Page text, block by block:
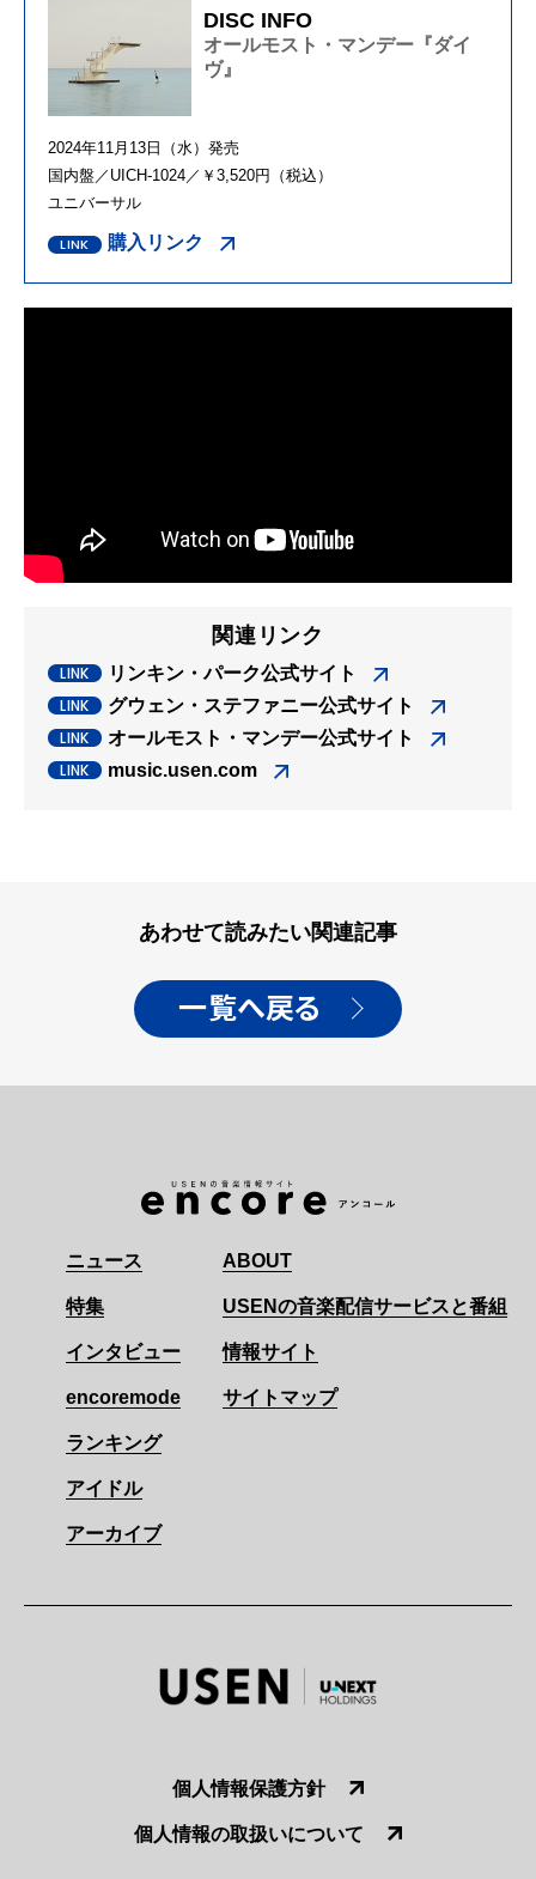
DISC INFO
オールモスト・マンデー『ダイ
ヴ』
2024年11月13日（水）発売
国内盤／UICH-1024／￥3,520円（税込）
ユニバーサル
購入リンク
関連リンク
リンキン・パーク公式サイト
グウェン・ステファニー公式サイト
オールモスト・マンデー公式サイト
music.usen.com
あわせて読みたい関連記事
一覧へ戻る
ニュース
特集
インタビュー
encoremode
ランキング
アイドル
アーカイブ
ABOUT
USENの音楽配信サービスと番組
情報サイト
サイトマップ
個人情報保護方針
個人情報の取扱いについて